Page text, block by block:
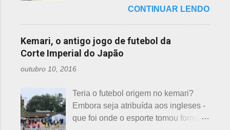
redes sociais. Algumas instituições
repassar aos necessitados. A pref...
números com significados ruins. Nos
tempos antigos, outras idades eram
incluídas como desfavoráveis. Yaku,
se traduz como infortúnio ou má sorte
ano. Se procurarmos pela tradução
da palavra Yakudoshi no Google,
aparece a palavra climatério. Embora
não haja muita informação, encontrei
números 4 (pronunciado " shi ") e 9
(pronunciado " ku ") são
considerados de azar, por causa da
pronúncia. "Shi" significa, também,
morte e "ku" , agonia ou tortura. 7 é
um número auspicioso em quase
sendo exceção no Japão. Este
número é incluído em vários termos,
por exemplo: 7 maravilhas do mundo,
CONTINUAR LENDO
Kemari, o antigo jogo de futebol da
Corte Imperial do Japão
outubro 10, 2016
Teria o futebol origem no kemari?
Embora seja atribuída aos ingleses -
que foi onde o esporte tomou forma -